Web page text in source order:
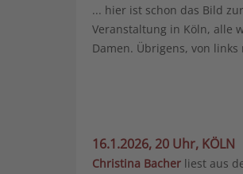
... hier ist schon das Bild
Veranstaltung in Köln, alle
Damen. Übrigens, von
16.1.2026, 20 Uhr, KÖLN
Christina Bacher liest aus